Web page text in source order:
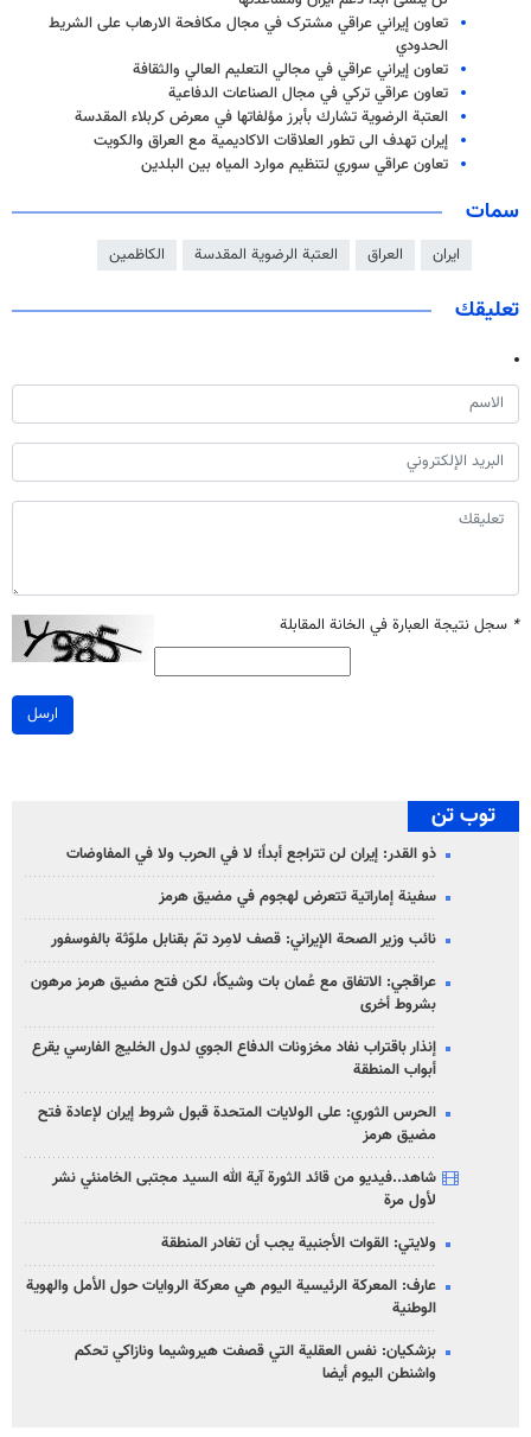
تعاون إيراني عراقي مشترک في مجال مكافحة الارهاب على الشريط
الحدودي
تعاون إيراني عراقي في مجالي التعليم العالي والثقافة
تعاون عراقي تركي في مجال الصناعات الدفاعية
العتبة الرضوية تشارك بأبرز مؤلفاتها في معرض كربلاء المقدسة
إيران تهدف الى تطور العلاقات الاكاديمية مع العراق والكويت
تعاون عراقي سوري لتنظيم موارد المياه بين البلدين
سمات
ايران العراق العتبة الرضوية المقدسة الكاظمين
تعليقك
* سجل نتيجة العبارة في الخانة المقابلة
ارسل
توب تن
ذو القدر: إيران لن تتراجع أبداً؛ لا في الحرب ولا في المفاوضات
سفينة إماراتية تتعرض لهجوم في مضيق هرمز
نائب وزير الصحة الإيراني: قصف لامِرد تمّ بقنابل ملوّثة بالفوسفور
عراقجي: الاتفاق مع عُمان بات وشيكاً، لكن فتح مضيق هرمز مرهون
بشروط أخرى
إنذار باقتراب نفاد مخزونات الدفاع الجوي لدول الخليج الفارسي يقرع
أبواب المنطقة
الحرس الثوري: على الولايات المتحدة قبول شروط إيران لإعادة فتح
مضيق هرمز
شاهد..فيديو من قائد الثورة آية الله السيد مجتبى الخامنئي نشر
لأول مرة
ولايتي: القوات الأجنبية يجب أن تغادر المنطقة
عارف: المعركة الرئيسية اليوم هي معركة الروايات حول الأمل والهوية
الوطنية
بزشكيان: نفس العقلية التي قصفت هيروشيما ونازاكي تحكم
واشنطن اليوم أيضا